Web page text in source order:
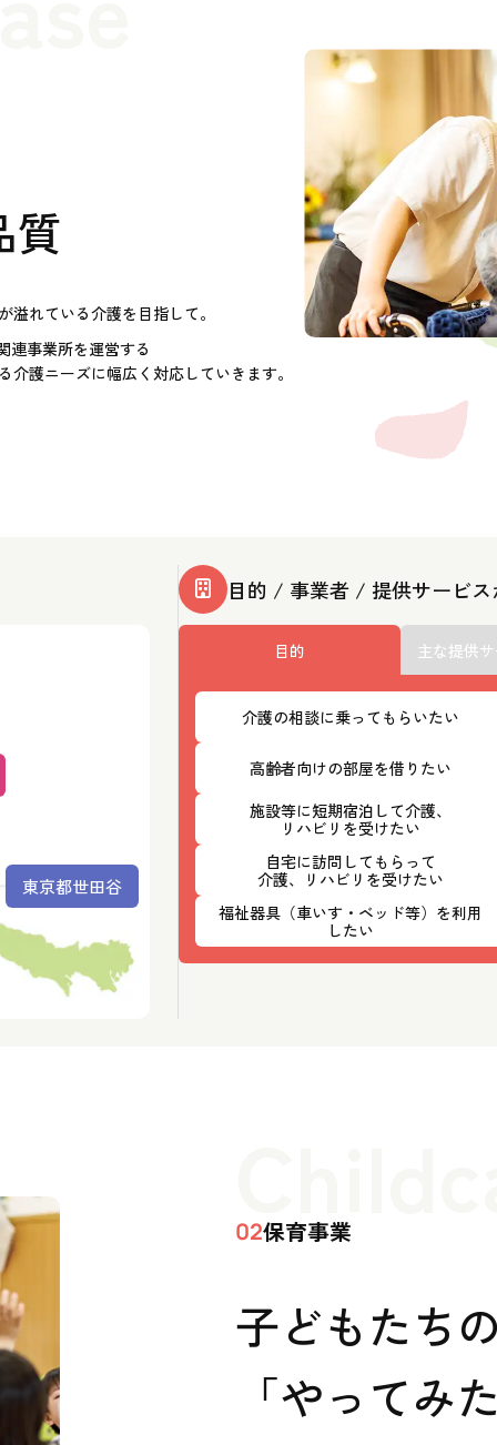
質
れている介護を目指して。
連事業所を運営する
護ニーズに幅広く対応していきます。
東京都世田谷
目的 / 事業者 / 提供サービス
目的 主な提供
介護の相談に乗ってもらいたい
高齢者向けの部屋を借りたい
施設等に短期宿泊して介護、
リハビリを受けたい
自宅に訪問してもらって
介護、リハビリを受けたい
福祉器具（車いす・ベッド等）を利用
したい
02保育事業
子どもたち
「やってみ